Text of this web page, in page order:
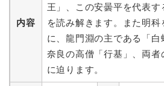
内容
王」、この安曇平を代表す
を読み解きます。また明科
に、龍門淵の主である「白
奈良の高僧「行基」、両者
に迫ります。